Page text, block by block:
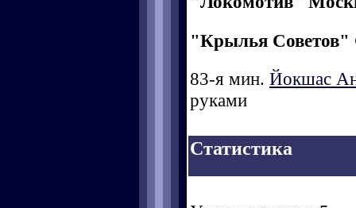
"Крылья Советов"
83-я мин. Йокшас
руками
Статистика